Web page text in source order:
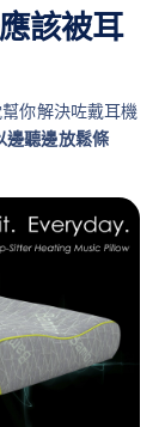
該被耳
你解決咗戴耳機
邊聽邊放鬆條